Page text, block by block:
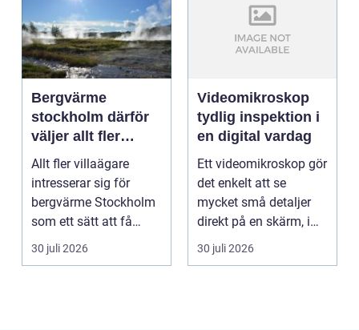
Bergvärme
stockholm därför
väljer allt fler
denna
uppvärmning
Allt fler villaägare
intresserar sig för
bergvärme Stockholm
som ett sätt att få
lägre uppvärmningsk...
30 juli 2026
Videomikroskop
tydlig inspektion i
en digital vardag
Ett videomikroskop gör
det enkelt att se
mycket små detaljer
direkt på en skärm, i
stället för genom...
30 juli 2026